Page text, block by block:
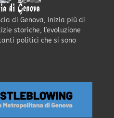
di Genova, inizia più di
storiche, l'evoluzione
politici che si sono